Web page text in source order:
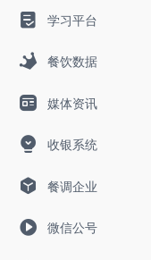
学习平台
餐饮数据
媒体资讯
收银系统
餐调企业
微信公号